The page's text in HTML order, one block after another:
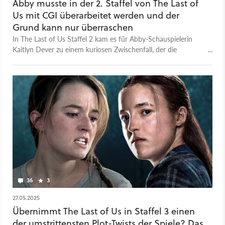
Abby musste in der 2. Staffel von The Last of
Us mit CGI überarbeitet werden und der
Grund kann nur überraschen
In The Last of Us Staffel 2 kam es für Abby-Schauspielerin
Kaitlyn Dever zu einem kuriosen Zwischenfall, der die
36 3
27.05.2025
Übernimmt The Last of Us in Staffel 3 einen